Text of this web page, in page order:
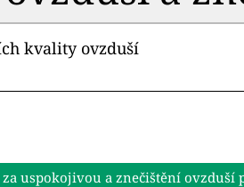
kvality ovzduší
uspokojivou a znečištění ovzduší